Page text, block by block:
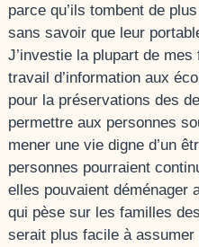
parce qu’ils tombent de
sans savoir que leur
J’investie la plupart de
travail d’information aux
pour la préservations des
permettre aux personnes
mener une vie digne d’un
personnes pourraient
elles pouvaient déménager
qui pèse sur les familles
serait plus facile à